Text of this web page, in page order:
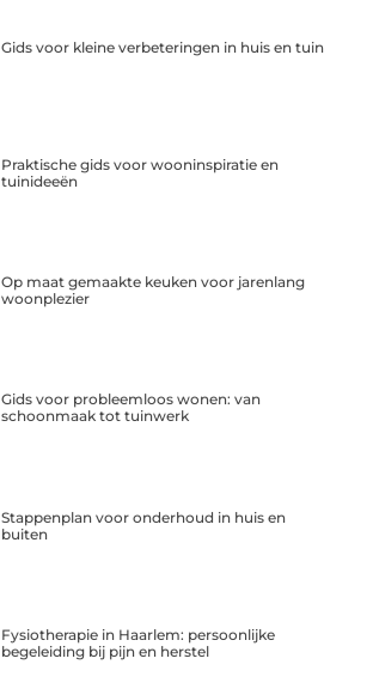
Gids voor kleine verbeteringen in huis en tuin
Praktische gids voor wooninspiratie en
tuinideeën
Op maat gemaakte keuken voor jarenlang
woonplezier
Gids voor probleemloos wonen: van
schoonmaak tot tuinwerk
Stappenplan voor onderhoud in huis en
buiten
Fysiotherapie in Haarlem: persoonlijke
begeleiding bij pijn en herstel